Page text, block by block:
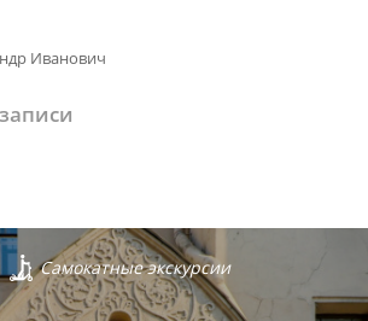
Иванович
Самокатные экскурсии